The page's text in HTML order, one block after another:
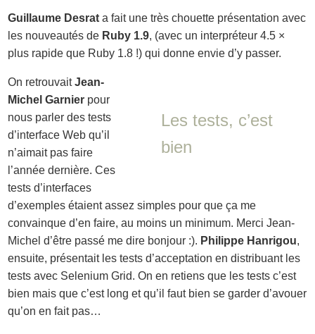
Guillaume Desrat a fait une très chouette présentation avec
les nouveautés de Ruby 1.9, (avec un interpréteur 4.5 ×
plus rapide que Ruby 1.8 !) qui donne envie d’y passer.
Les tests, c’est
bien
On retrouvaitJean-
Michel Garnier pour
nous parler des tests
d’interface Web qu’il
n’aimait pas faire
l’année dernière. Ces
tests d’interfaces
d’exemples étaient assez simples pour que ça me
convainque d’en faire, au moins un minimum. Merci Jean-
Michel d’être passé me dire bonjour :). Philippe Hanrigou,
ensuite, présentait les tests d’acceptation en distribuant les
tests avec Selenium Grid. On en retiens que les tests c’est
bien mais que c’est long et qu’il faut bien se garder d’avouer
qu’on en fait pas…